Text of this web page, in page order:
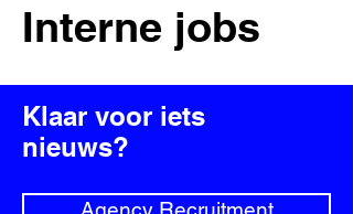
Interne jobs
Klaar voor iets
nieuws?